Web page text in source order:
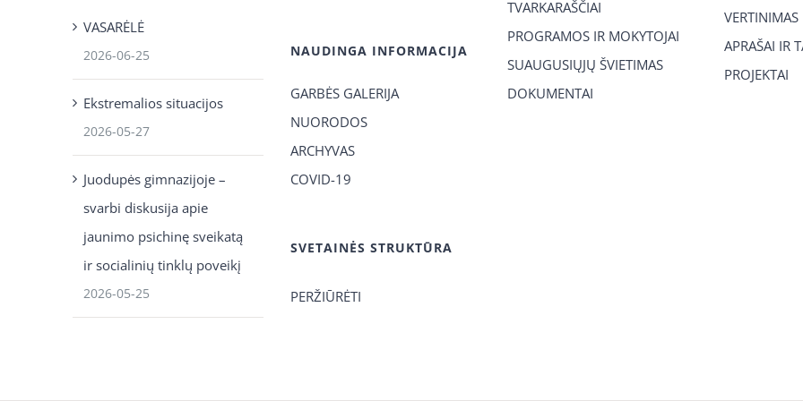
VASARĖLĖ
2026-06-25
Ekstremalios situacijos
2026-05-27
Juodupės gimnazijoje –
svarbi diskusija apie
jaunimo psichinę sveikatą
ir socialinių tinklų poveikį
2026-05-25
NAUDINGA INFORMACIJA
GARBĖS GALERIJA
NUORODOS
ARCHYVAS
COVID-19
SVETAINĖS STRUKTŪRA
PERŽIŪRĖTI
TVARKARAŠČIAI
PROGRAMOS IR MOKYTOJAI
SUAUGUSIŲJŲ ŠVIETIMAS
DOKUMENTAI
VERTINIMAS
APRAŠAI IR
PROJEKTAI